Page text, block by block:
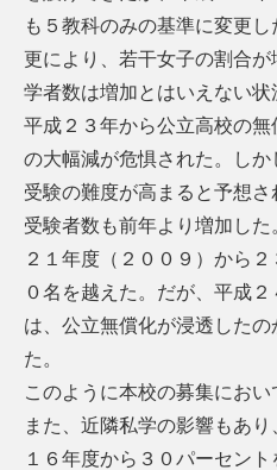
も５教科のみの基準に変更
更により、若干女子の割合
学者数は増加とはいえない状
平成２３年から公立高校の
の大幅減が危惧された。し
受験の難度が高まると予想
受験者数も前年より増加し
２１年度（２００９）から
０名を越えた。だが、平成
は、公立無償化が浸透した
た。
このように本校の募集におい
また、近隣私学の影響もあ
１６年度から３０パーセン